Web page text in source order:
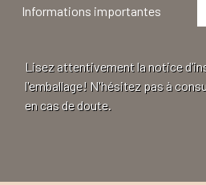
Informations importantes
Lisez attentivement la notice
l'emballage! N'hésitez pas à
en cas de doute.